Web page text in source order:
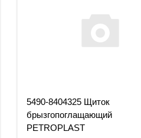
5490-8404325 Щиток
брызгопоглащающий
PETROPLAST